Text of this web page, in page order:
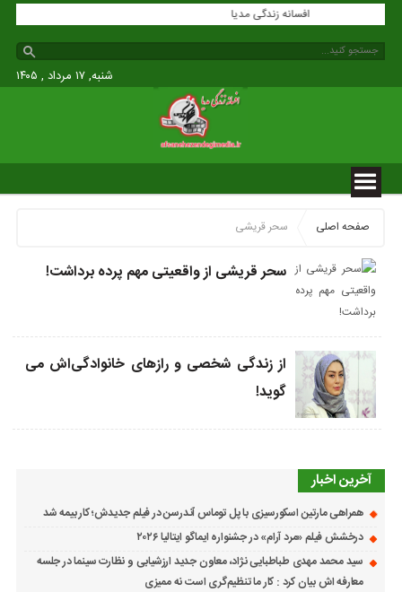
شنبه, ۱۷ مرداد , ۱۴۰۵
صفحه اصلی سحر قریشی
سحر قریشی از واقعیتی مهم پرده برداشت!
از زندگی شخصی و رازهای خانوادگی‌اش می
گوید!
آخرین اخبار
همراهی مارتین اسکورسیزی با پل توماس ٱندرسن در فیلم جدیدش؛ کار بیمه شد
درخشش فیلم «مرد آرام» در جشنواره ایماگو ایتالیا ۲۰۲۶
سید محمد مهدی طباطبایی نژاد، معاون جدید ارزشیابی و نظارت سینما در جلسه
معارفه اش بیان کرد : کار ما تنظیم‌گری است نه ممیزی